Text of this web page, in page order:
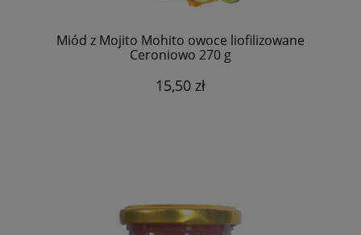
Miód z Mojito Mohito owoce liofilizowane
Ceroniowo 270 g
15,50 zł